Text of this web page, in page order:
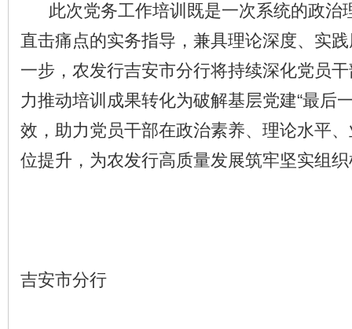
此次党务工作培训既是一次系统的政治
直击痛点的实务指导，兼具理论深度、实
一步，农发行吉安市分行将持续深化党员
力推动培训成果转化为破解基层党建“最后
效，助力党员干部在政治素养、理论水平
位提升，为农发行高质量发展筑牢坚实组
吉安市分行